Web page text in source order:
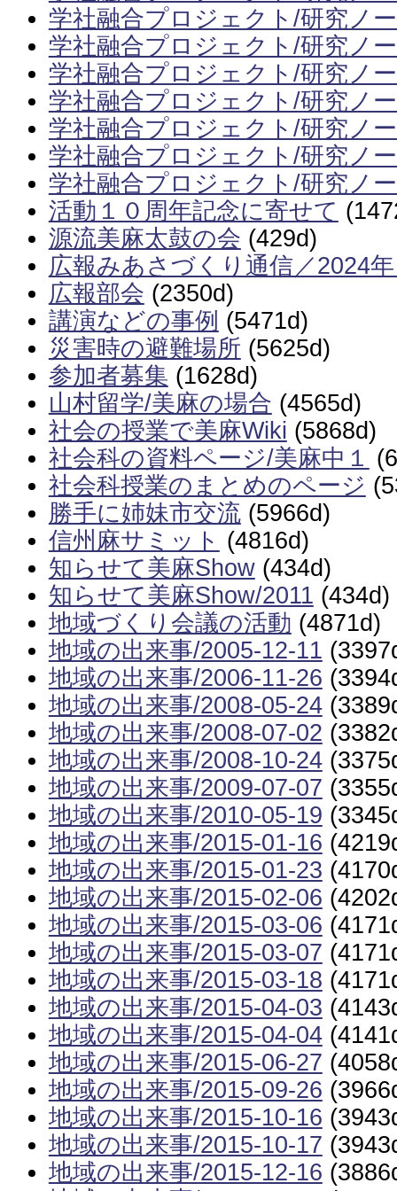
学社融合プロジェクト/研究ノ
学社融合プロジェクト/研究ノ
学社融合プロジェクト/研究ノ
学社融合プロジェクト/研究ノ
学社融合プロジェクト/研究ノ
学社融合プロジェクト/研究ノ
学社融合プロジェクト/研究ノ
活動１０周年記念に寄せて
源流美麻太鼓の会 (429d)
広報みあさづくり通信／2024
広報部会 (2350d)
講演などの事例 (5471d)
災害時の避難場所 (5625d)
参加者募集 (1628d)
山村留学/美麻の場合 (4565d)
社会の授業で美麻Wiki (5868d)
社会科の資料ページ/美麻中１
社会科授業のまとめのページ
勝手に姉妹市交流(5966d)
信州麻サミット (4816d)
知らせて美麻Show(434d)
知らせて美麻Show/2011 (434d)
地域づくり会議の活動 (4871d)
地域の出来事/2005-12-11
地域の出来事/2006-11-26
地域の出来事/2008-05-24
地域の出来事/2008-07-02
地域の出来事/2008-10-24
地域の出来事/2009-07-07
地域の出来事/2010-05-19
地域の出来事/2015-01-16
地域の出来事/2015-01-23
地域の出来事/2015-02-06
地域の出来事/2015-03-06
地域の出来事/2015-03-07
地域の出来事/2015-03-18
地域の出来事/2015-04-03
地域の出来事/2015-04-04
地域の出来事/2015-06-27
地域の出来事/2015-09-26
地域の出来事/2015-10-16
地域の出来事/2015-10-17
地域の出来事/2015-12-16